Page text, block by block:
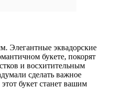
Элегантные эквадорские
букете, покорят
и восхитительным
сделать важное
букет станет вашим